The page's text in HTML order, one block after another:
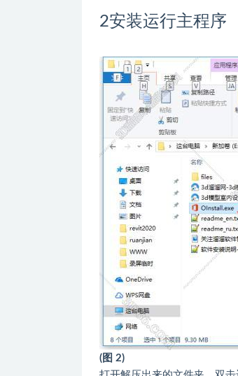
2安装运行主程序
(图 2)